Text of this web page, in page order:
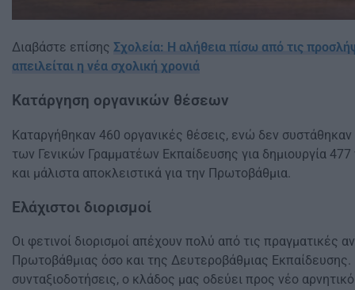
Διαβάστε επίσης Σχολεία: Η αλήθεια πίσω από τις
απειλείται η νέα σχολική χρονιά
Κατάργηση οργανικών θέσεων
Καταργήθηκαν 460 οργανικές θέσεις, ενώ δεν συστάθηκαν
των Γενικών Γραμματέων Εκπαίδευσης για δημιουργία
και μάλιστα αποκλειστικά για την Πρωτοβάθμια.
Ελάχιστοι διορισμοί
Οι φετινοί διορισμοί απέχουν πολύ από τις πραγματικές
Πρωτοβάθμιας όσο και της Δευτεροβάθμιας
συνταξιοδοτήσεις, ο κλάδος μας οδεύει προς νέο